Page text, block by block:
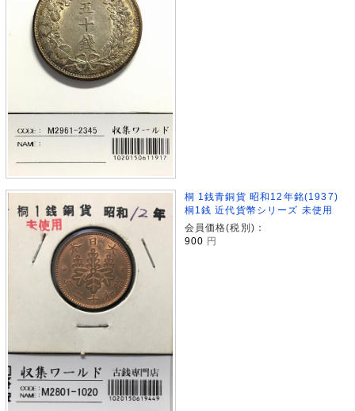
桐 1銭青銅貨 昭和12年銘(1937)
桐1銭 近代貨幣シリーズ 未使用
会員価格(税別)：
900 円